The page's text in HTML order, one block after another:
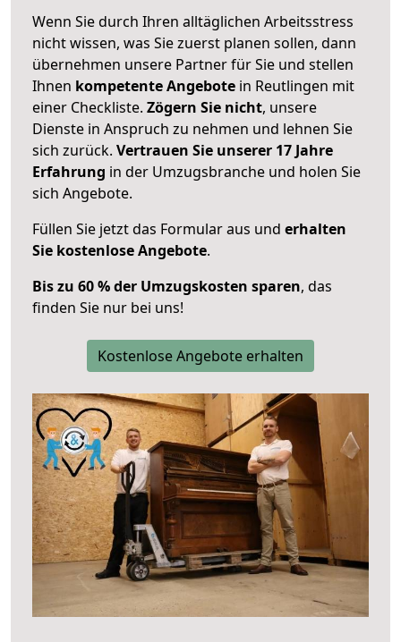
Wenn Sie durch Ihren alltäglichen Arbeitsstress
nicht wissen, was Sie zuerst planen sollen, dann
übernehmen unsere Partner für Sie und stellen
Ihnen kompetente Angebote in Reutlingen mit
einer Checkliste. Zögern Sie nicht, unsere
Dienste in Anspruch zu nehmen und lehnen Sie
sich zurück. Vertrauen Sie unserer 17 Jahre
Erfahrung in der Umzugsbranche und holen Sie
sich Angebote.
Füllen Sie jetzt das Formular aus und erhalten
Sie kostenlose Angebote.
Bis zu 60 % der Umzugskosten sparen, das
finden Sie nur bei uns!
Kostenlose Angebote erhalten